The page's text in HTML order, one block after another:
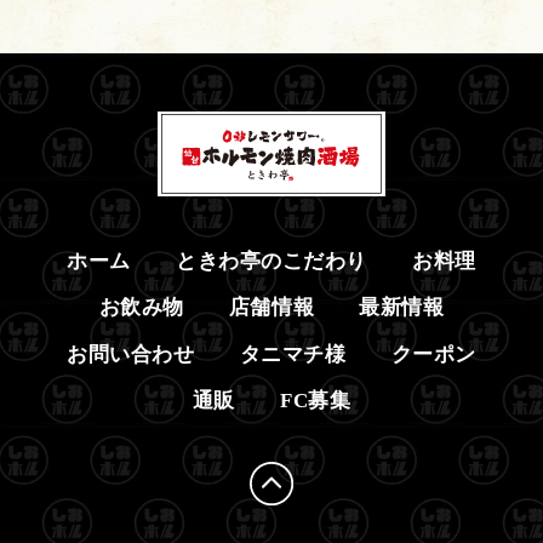
ホーム ときわ亭のこだわり お料理
お飲み物 店舗情報 最新情報
お問い合わせ タニマチ様 クーポン
通販 FC募集